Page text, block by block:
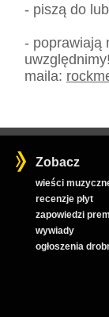
- piszą do
- poprawiają
maila:
Zobacz
wieści
recenzje płyt
zapowiedzi
wywiady
ogłoszenia